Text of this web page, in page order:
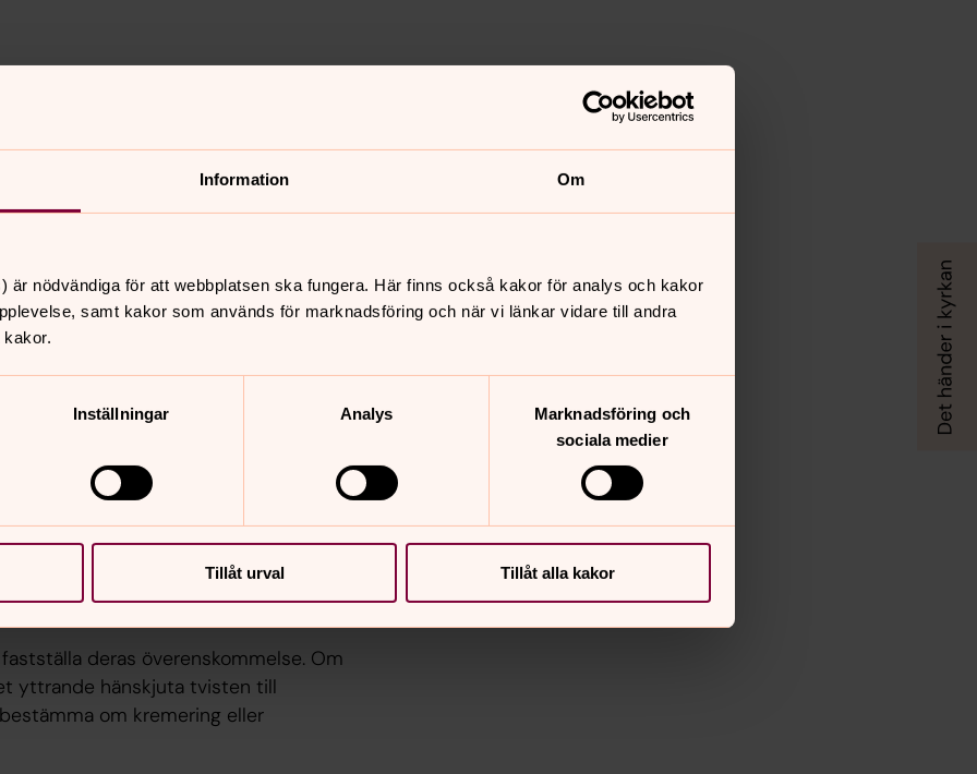
Information Om
är nödvändiga för att webbplatsen ska fungera. Här finns också kakor för analys och kakor
samt kakor som används för marknadsföring och när vi länkar vidare till andra
Inställningar Analys
Marknadsföring och
sociala medier
Tillåt urval Tillåt alla kakor
är vanligtvis namn, adress,
förhållanden. Känsliga
av tillämpliga lagar och
kremering eller
att medla mellan enskilda när de
syfte att få kännedom om parterna
församlingen personuppgifter.
deras överenskommelse. Om
yttrande hänskjuta tvisten till
om kremering eller